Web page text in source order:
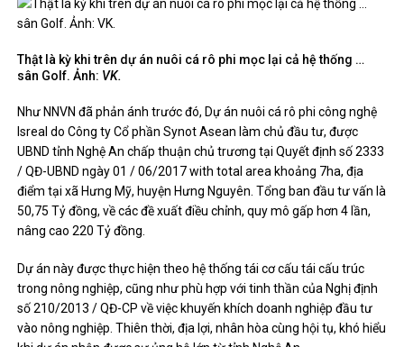
Thật là kỳ khi trên dự án nuôi cá rô phi mọc lại cả hệ thống …
sân Golf. Ảnh: VK.
Như NNVN đã phản ánh trước đó, Dự án nuôi cá rô phi công nghệ
Isreal do Công ty Cổ phần Synot Asean làm chủ đầu tư, được
UBND tỉnh Nghệ An chấp thuận chủ trương tại Quyết định số 2333
/ QĐ-UBND ngày 01 / 06/2017 with total area khoảng 7ha, địa
điểm tại xã Hưng Mỹ, huyện Hưng Nguyên. Tổng ban đầu tư vấn là
50,75 Tỷ đồng, về các đề xuất điều chỉnh, quy mô gấp hơn 4 lần,
nâng cao 220 Tỷ đồng.
Dự án này được thực hiện theo hệ thống tái cơ cấu tái cấu trúc
trong nông nghiệp, cũng như phù hợp với tinh thần của Nghị định
số 210/2013 / QĐ-CP về việc khuyến khích doanh nghiệp đầu tư
vào nông nghiệp. Thiên thời, địa lợi, nhân hòa cùng hội tụ, khó hiểu